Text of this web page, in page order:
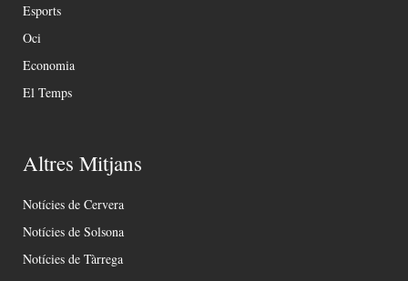
Esports
Oci
Economia
El Temps
Altres Mitjans
Notícies de Cervera
Notícies de Solsona
Notícies de Tàrrega